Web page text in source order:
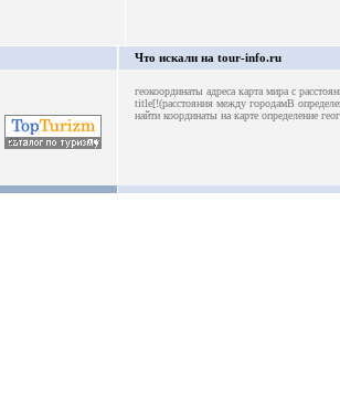
Что искали на tour-info.ru
геокоординаты адреса карта мира с
title[!(расстояния между городамB
найти координаты на карте определение